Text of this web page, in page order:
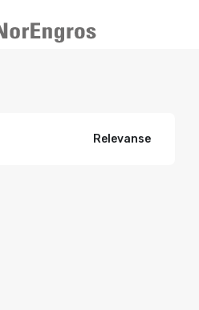
Relevanse